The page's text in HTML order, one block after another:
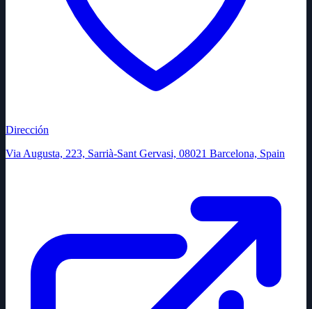
Dirección
Via Augusta, 223, Sarrià-Sant Gervasi, 08021 Barcelona, Spain